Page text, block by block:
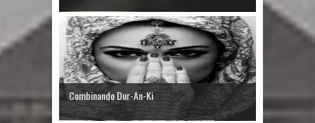
Combinando Dur-An-Ki